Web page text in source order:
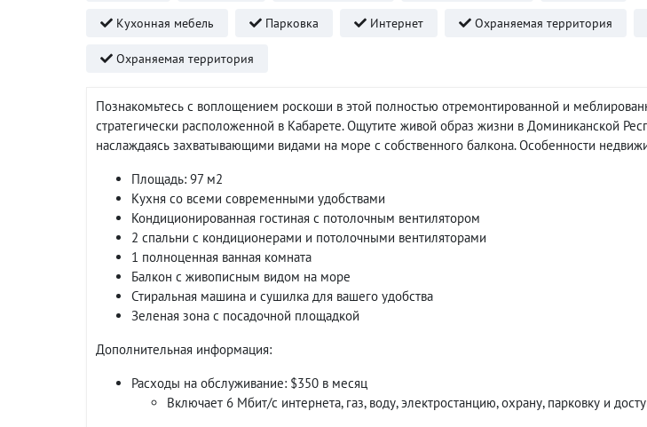
Кухонная мебель Парковка Интернет Охраняемая территория
Охраняемая территория
Познакомьтесь с воплощением роскоши в этой полностью отремонтированной и
стратегически расположенной в Кабарете. Ощутите живой образ жизни в Доминиканской
наслаждаясь захватывающими видами на море с собственного балкона. Особенности
Площадь: 97 м2
Кухня со всеми современными удобствами
Кондиционированная гостиная с потолочным вентилятором
2 спальни с кондиционерами и потолочными вентиляторами
1 полноценная ванная комната
Балкон с живописным видом на море
Стиральная машина и сушилка для вашего удобства
Зеленая зона с посадочной площадкой
Дополнительная информация:
Расходы на обслуживание: $350 в месяц
Включает 6 Мбит/с интернета, газ, воду, электростанцию, охрану, парковку и